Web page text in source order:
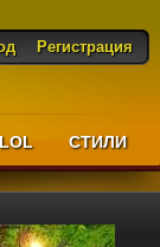
Регистрация
CТИЛИ